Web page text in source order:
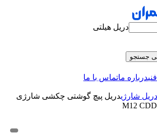
دریل هیلتی
جستجو
درباره ماتماس با ما
شارژیدریل پیچ گوشتی چکشی شارژی